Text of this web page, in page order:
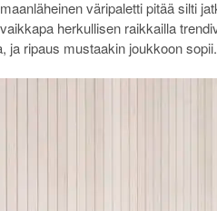
väripaletti pitää silti
herkullisen raikkailla
ja ripaus mustaakin joukkoon sopii.